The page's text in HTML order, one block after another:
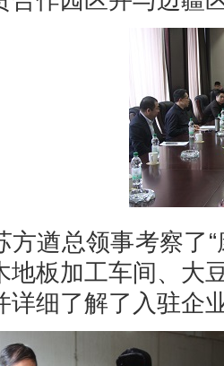
方遒总领事考察了
地板加工车间、大
详细了解了入驻企